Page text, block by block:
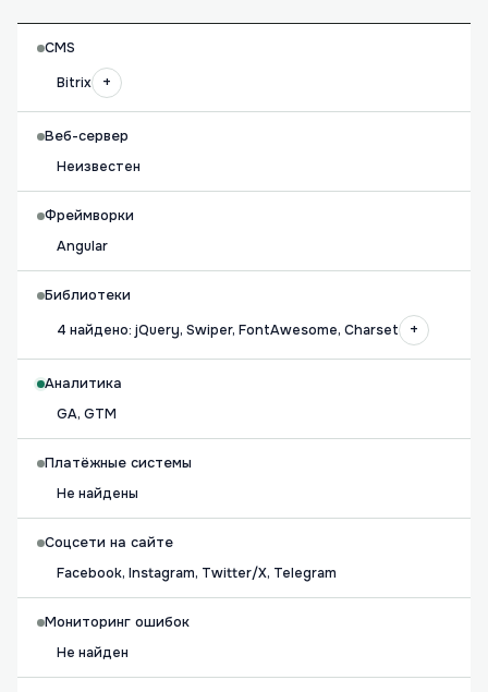
CMS
Bitrix
+
Веб-сервер
Неизвестен
Фреймворки
Angular
Библиотеки
4 найдено: jQuery, Swiper, FontAwesome, Charset
+
Аналитика
GA, GTM
Платёжные системы
Не найдены
Соцсети на сайте
Facebook, Instagram, Twitter/X, Telegram
Мониторинг ошибок
Не найден